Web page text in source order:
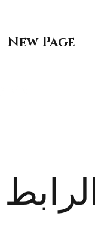
New Page